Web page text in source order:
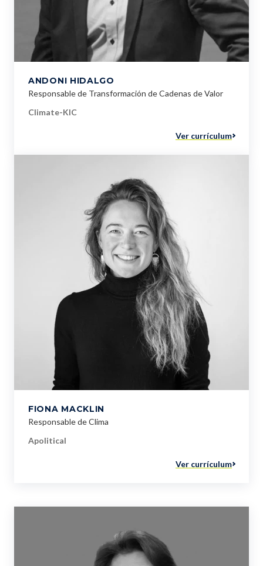
ANDONI HIDALGO
Responsable de Transformación de Cadenas de Valor
Climate-KIC
Ver currículum
FIONA MACKLIN
Responsable de Clima
Apolitical
Ver currículum